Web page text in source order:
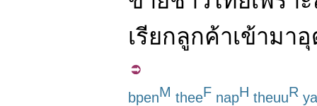
เรียกลูกค้าเข้ามา
bpenM theeF napH theuuR